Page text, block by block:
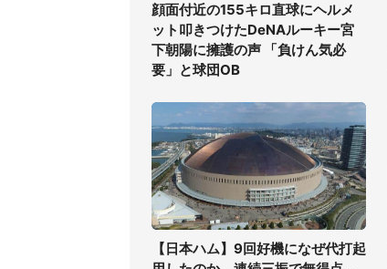
顔面付近の155キロ直球にヘルメ
ット叩きつけたDeNAルーキー宮
下朝陽に擁護の声 「負けん気必
要」と球団OB
【日本ハム】9回好機になぜ代打起